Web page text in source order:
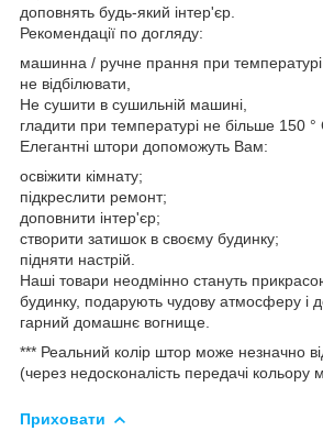
доповнять будь-який інтер'єр.
Рекомендації по догляду:
машинна / ручне прання при температурі
не відбілювати,
Не сушити в сушильній машині,
гладити при температурі не більше 150 °
Елегантні штори допоможуть Вам:
освіжити кімнату;
підкреслити ремонт;
доповнити інтер'єр;
створити затишок в своєму будинку;
підняти настрій.
Наші товари неодмінно стануть
будинку, подарують чудову атмосферу і
гарний домашнє вогнище.
*** Реальний колір штор може незначно
(через недосконалість передачі кольору
Приховати